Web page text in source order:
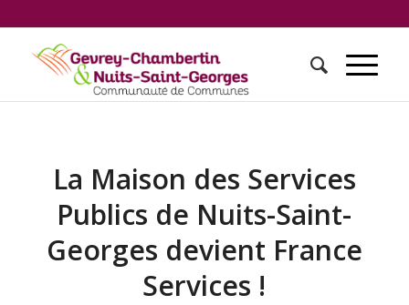
La Maison des Services
Publics de Nuits-Saint-
Georges devient France
Services !